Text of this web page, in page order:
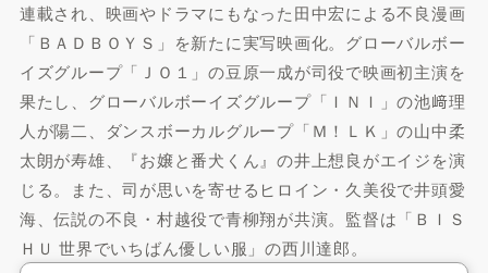
連載され、映画やドラマにもなった田中宏による不良漫画
「ＢＡＤＢＯＹＳ」を新たに実写映画化。グローバルボー
イズグループ「ＪＯ１」の豆原一成が司役で映画初主演を
果たし、グローバルボーイズグループ「ＩＮＩ」の池﨑理
人が陽二、ダンスボーカルグループ「Ｍ！ＬＫ」の山中柔
太朗が寿雄、『お嬢と番犬くん』の井上想良がエイジを演
じる。また、司が思いを寄せるヒロイン・久美役で井頭愛
海、伝説の不良・村越役で青柳翔が共演。監督は「ＢＩＳ
ＨＵ 世界でいちばん優しい服」の西川達郎。